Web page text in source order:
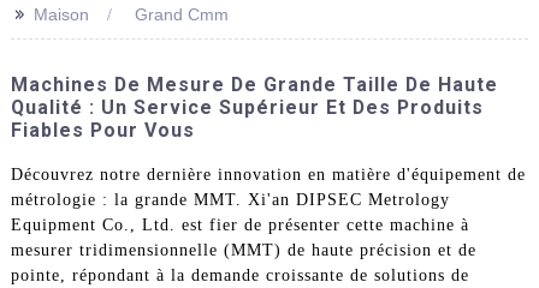
>> Maison Grand Cmm
Machines De Mesure De Grande Taille De Haute
Qualité : Un Service Supérieur Et Des Produits
Fiables Pour Vous
Découvrez notre dernière innovation en matière d'équipement de
métrologie : la grande MMT. Xi'an DIPSEC Metrology
Equipment Co., Ltd. est fier de présenter cette machine à
mesurer tridimensionnelle (MMT) de haute précision et de
pointe, répondant à la demande croissante de solutions de